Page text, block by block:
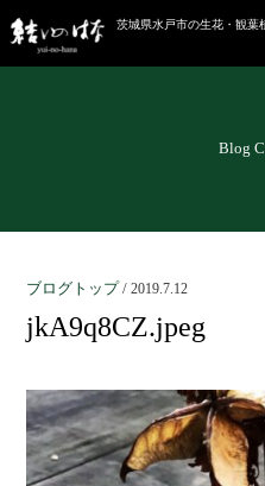
茨城県水戸市の生花・観葉
Blog
ブログトップ /2019.7.12
jkA9q8CZ.jpeg